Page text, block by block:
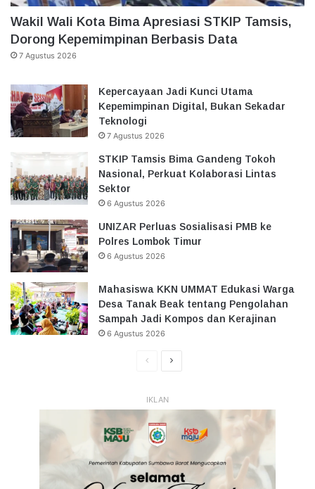
Wakil Wali Kota Bima Apresiasi STKIP Tamsis,
Dorong Kepemimpinan Berbasis Data
7 Agustus 2026
Kepercayaan Jadi Kunci Utama
Kepemimpinan Digital, Bukan Sekadar
Teknologi
7 Agustus 2026
STKIP Tamsis Bima Gandeng Tokoh
Nasional, Perkuat Kolaborasi Lintas
Sektor
6 Agustus 2026
UNIZAR Perluas Sosialisasi PMB ke
Polres Lombok Timur
6 Agustus 2026
Mahasiswa KKN UMMAT Edukasi Warga
Desa Tanak Beak tentang Pengolahan
Sampah Jadi Kompos dan Kerajinan
6 Agustus 2026
HalamanHalaman
IKLAN